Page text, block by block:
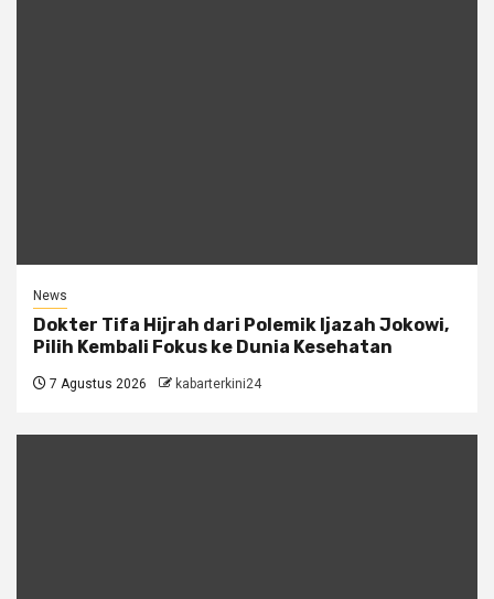
News
Dokter Tifa Hijrah dari Polemik Ijazah Jokowi,
Pilih Kembali Fokus ke Dunia Kesehatan
7 Agustus 2026 kabarterkini24